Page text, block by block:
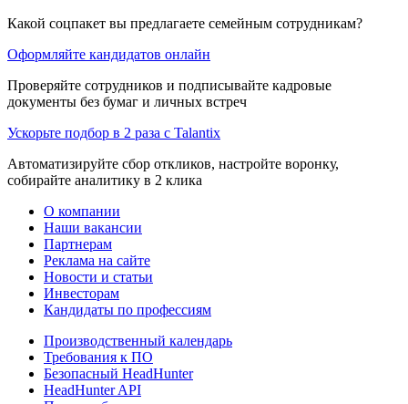
Какой соцпакет вы предлагаете семейным сотрудникам?
Оформляйте кандидатов онлайн
Проверяйте сотрудников и подписывайте кадровые
документы без бумаг и личных встреч
Ускорьте подбор в 2 раза с Talantix
Автоматизируйте сбор откликов, настройте воронку,
собирайте аналитику в 2 клика
О компании
Наши вакансии
Партнерам
Реклама на сайте
Новости и статьи
Инвесторам
Кандидаты по профессиям
Производственный календарь
Требования к ПО
Безопасный HeadHunter
HeadHunter API